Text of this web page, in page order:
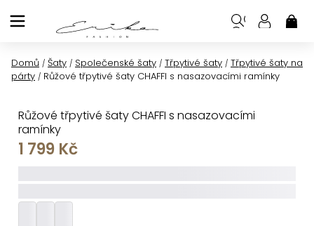
na
Domů / Šaty / Společenské šaty / Třpytivé šaty / Třpytivé šaty na
párty / Růžové třpytivé šaty CHAFFI s nasazovacími ramínky
Růžové třpytivé šaty CHAFFI s nasazovacími
ramínky
1 799 Kč